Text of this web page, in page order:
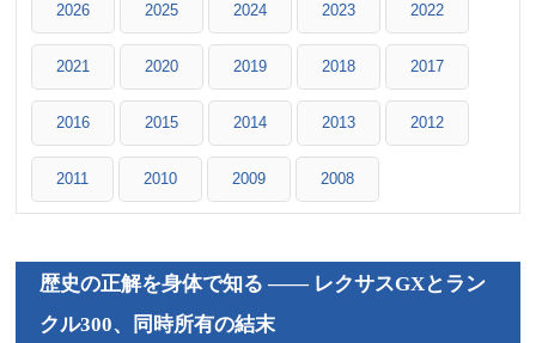
2026 2025 2024 2023 2022
2021 2020 2019 2018 2017
2016 2015 2014 2013 2012
2011 2010 2009 2008
歴史の正解を身体で知る ―― レクサスGXとラン
クル300、同時所有の結末